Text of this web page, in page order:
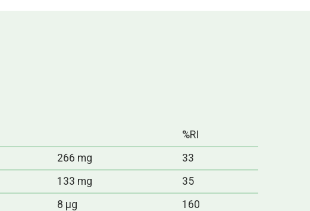
%RI
266 mg
33
133 mg
35
8 μg
160